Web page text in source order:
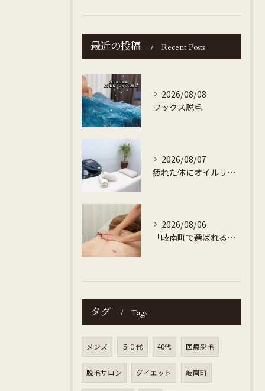
最近の投稿 Recent Posts
2026/08/08
ワックス脱毛
2026/08/07
疲れた体にオイルリンパマッサージ
2026/08/06
「岐南町で選ばれるメンズ専門ダイエット痩身地域密着で安心・高評価」
タグ Tags
メンズ ５０代 40代 医療脱毛
脱毛サロン ダイエット 岐南町